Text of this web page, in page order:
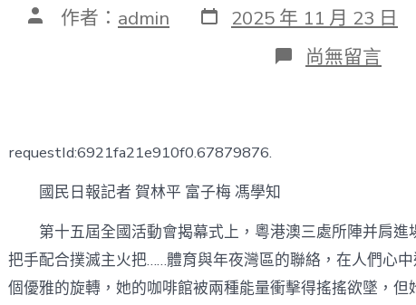
文 作者： admin 發
表
2025 年 11 月 23 日
在
〈08
年
夜
視
野
丨
尚無留言
requestId:6921fa21e910f0.67879876.
國民日報記者 賀林平 富子梅 馮學知
第十五屆全國活動會揭幕式上，粵港澳三處所陣并肩
把手配合撲滅主火把……體育與年夜灣區的聯絡，在人們心
個優雅的旋轉，她的咖啡館被兩種能量衝擊得搖搖欲墜，但